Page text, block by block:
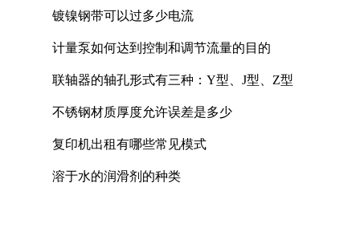
镀镍钢带可以过多少电流
计量泵如何达到控制和调节流量的目的
联轴器的轴孔形式有三种：Y型、J型、Z型
不锈钢材质厚度允许误差是多少
复印机出租有哪些常见模式
溶于水的润滑剂的种类